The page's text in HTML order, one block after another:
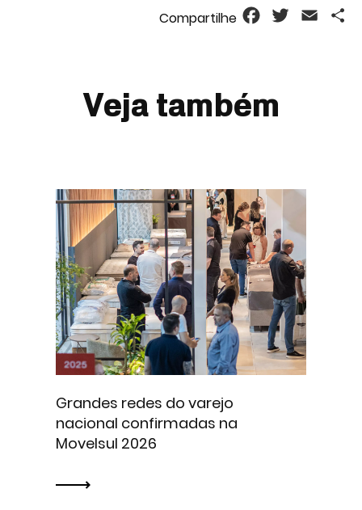
FacebookTwitterEmail
Veja também
Grandes redes do varejo
nacional confirmadas na
Movelsul 2026